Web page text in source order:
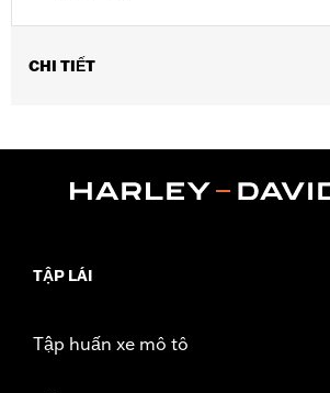
CHI TIẾT
Functional Features:Zipper Front,Pockets
d.com/warrantyfor full details
TẬP LÁI
Tập huấn xe mô tô